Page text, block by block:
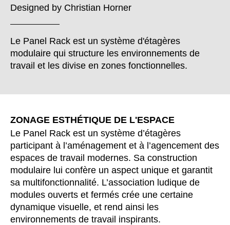
Bulgaria(BG)
Corée du Sud (KR)
Croatie(HR)
Danemark(DK)
Finlande(FI)
France(FR)
Ghana (GH)
Grande-Bretagne(GB)
Grèce(GR)
Guinée(GN)
Hong Kong(HK)
Designed by Christian Horner
Le Panel Rack est un système d'étagères
modulaire qui structure les environnements de
travail et les divise en zones fonctionnelles.
ZONAGE ESTHÉTIQUE DE L'ESPACE
Le Panel Rack est un système d’étagères
participant à l’aménagement et à l’agencement des
espaces de travail modernes. Sa construction
modulaire lui confère un aspect unique et garantit
sa multifonctionnalité. L’association ludique de
modules ouverts et fermés crée une certaine
dynamique visuelle, et rend ainsi les
environnements de travail inspirants.